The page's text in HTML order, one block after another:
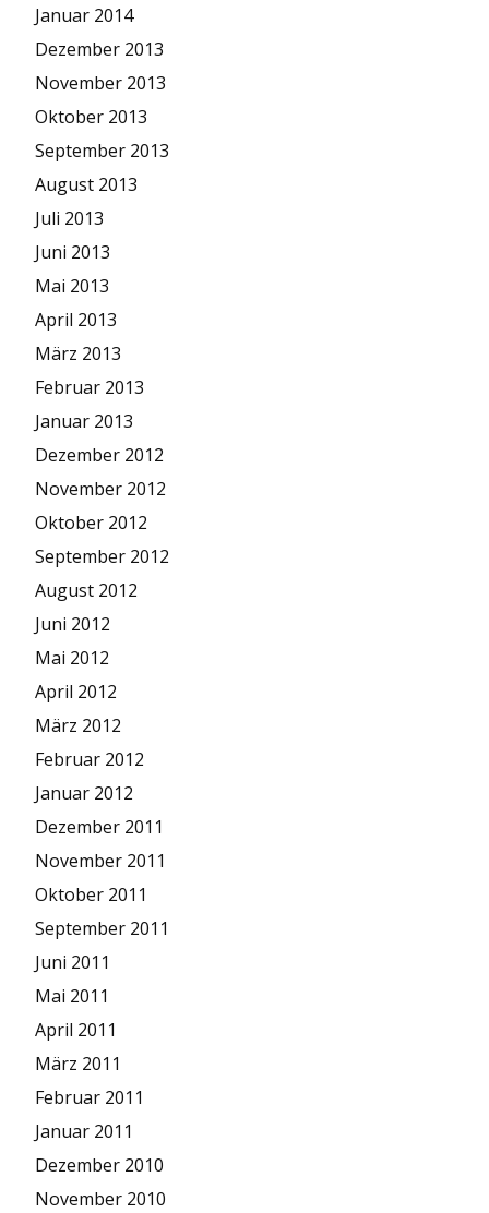
Januar 2014
Dezember 2013
November 2013
Oktober 2013
September 2013
August 2013
Juli 2013
Juni 2013
Mai 2013
April 2013
März 2013
Februar 2013
Januar 2013
Dezember 2012
November 2012
Oktober 2012
September 2012
August 2012
Juni 2012
Mai 2012
April 2012
März 2012
Februar 2012
Januar 2012
Dezember 2011
November 2011
Oktober 2011
September 2011
Juni 2011
Mai 2011
April 2011
März 2011
Februar 2011
Januar 2011
Dezember 2010
November 2010